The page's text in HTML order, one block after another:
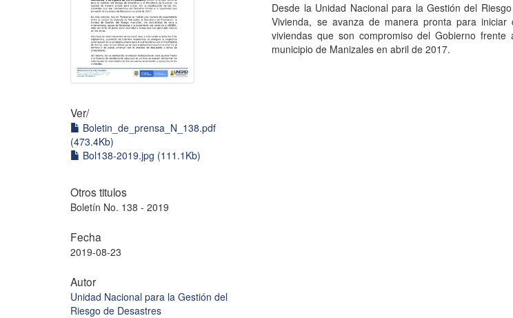
Ver/
Boletin_de_prensa_N_138.pdf
(473.4Kb)
Bol138-2019.jpg (111.1Kb)
Otros titulos
Boletín No. 138 - 2019
Fecha
2019-08-23
Autor
Unidad Nacional para la Gestión del
Riesgo de Desastres
Desde la Unidad Nacional para la Gestión del
Vivienda, se avanza de manera pronta para
viviendas que son compromiso del Gobierno
municipio de Manizales en abril de 2017.